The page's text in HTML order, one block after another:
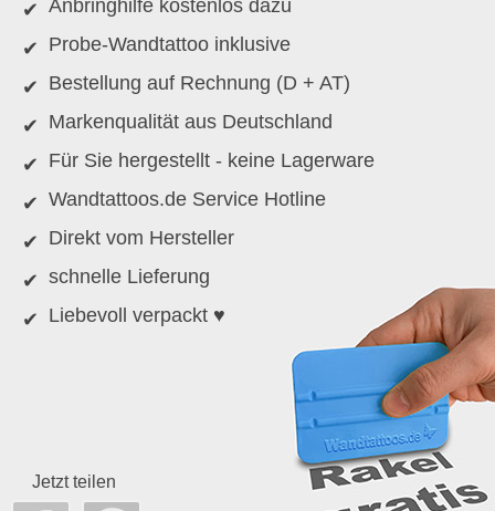
Anbringhilfe kostenlos dazu
Probe-Wandtattoo inklusive
Bestellung auf Rechnung (D + AT)
Markenqualität aus Deutschland
Für Sie hergestellt - keine Lagerware
Wandtattoos.de Service Hotline
Direkt vom Hersteller
schnelle Lieferung
Liebevoll verpackt ♥
Jetzt teilen